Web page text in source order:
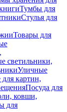
Тумбы для
Стулья для
Товары для
светильники,
Уличные
картин,
Посуда для
ковши,
для